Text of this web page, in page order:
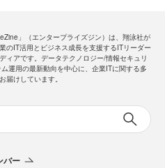
」（エンタープライズジン）は、翔泳社が
のIT活用とビジネス成長を支援するITリーダー
ィアです。データテクノロジー/情報セキュリ
運用の最新動向を中心に、企業ITに関する多
届けしています。
バー